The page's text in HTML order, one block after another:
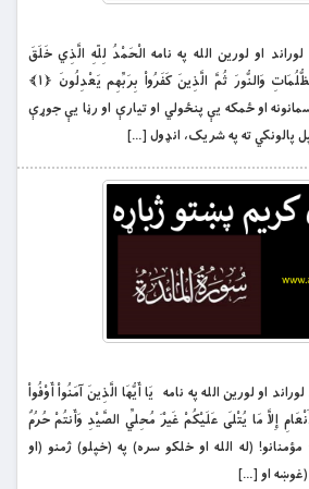
او لورين الله په نامه الْحَمْدُ لِلّهِ الَّذِي خَلَقَ
السَّمَاوَاتِ وَالأَرْضَ وَجَعَلَ الظُّلُمَاتِ وَالنُّورَ ثُمَّ الَّذِينَ كَفَرُواْ بِرَبِّهِم يَعْدِلُونَ ﴿۱﴾
او ځمكه يې پنځولي او تيارې او رڼا يې جوړې
پالونكي ته په شريک، انډول […]
او لورين الله په نامه يَا أَيُّهَا الَّذِينَ آمَنُواْ أَوْفُواْ
إِلاَّ مَا يُتْلَى عَلَيْكُمْ غَيْرَ مُحِلِّي الصَّيْدِ وَأَنتُمْ حُرُمٌ
يَحْكُمُ مَا يُرِيدُ ﴿۱﴾ مؤمنانو! (له الله او خلکو سره) په (خپلو) ژمنو (او
(غوښه او […]